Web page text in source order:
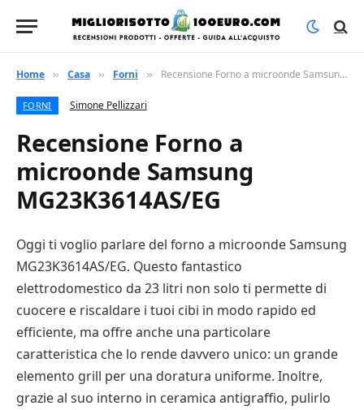
Home » Casa » Forni » Recensione Forno a microonde Samsung MG23K3614AS/EG
FORNI Simone Pellizzari
Recensione Forno a
microonde Samsung
MG23K3614AS/EG
Oggi ti voglio parlare del forno a microonde Samsung
MG23K3614AS/EG. Questo fantastico
elettrodomestico da 23 litri non solo ti permette di
cuocere e riscaldare i tuoi cibi in modo rapido ed
efficiente, ma offre anche una particolare
caratteristica che lo rende davvero unico: un grande
elemento grill per una doratura uniforme. Inoltre,
grazie al suo interno in ceramica antigraffio, pulirlo